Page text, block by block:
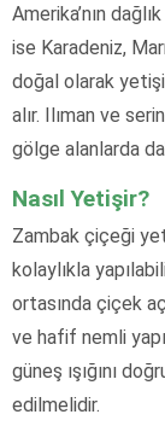
Amerika’nın
ise Karadeniz,
doğal olarak
alır. Ilıman ve
gölge alanlarda
Nasıl Yetişir?
Zambak çiçeği
kolaylıkla
ortasında çiçek
ve hafif nemli
güneş ışığını
edilmelidir.